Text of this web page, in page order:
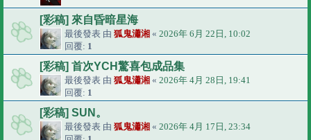
[彩稿] 來自昏暗星海
最後發表 由 狐鬼瀟湘 « 2026年 6月 22日, 10:02
回覆: 1
[彩稿] 首次YCH驚喜包成品集
最後發表 由 狐鬼瀟湘 « 2026年 4月 28日, 19:41
回覆: 1
[彩稿] SUN。
最後發表 由 狐鬼瀟湘 « 2026年 4月 17日, 23:34